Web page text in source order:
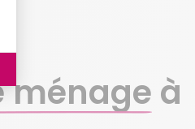
ménage à